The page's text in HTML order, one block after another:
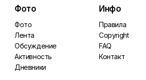
Фото
Фото
Лента
Обсуждение
Активность
Дневники
Инфо
Правила
Copyright
FAQ
Контакт